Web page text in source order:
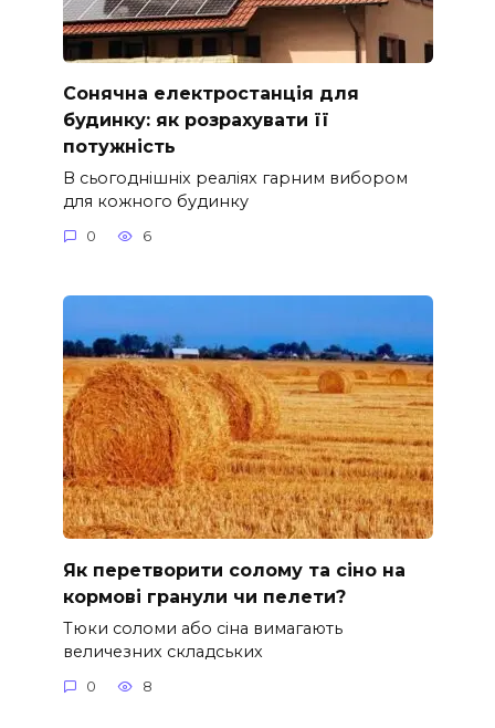
Сонячна електростанція для
будинку: як розрахувати її
потужність
В сьогоднішніх реаліях гарним вибором
для кожного будинку
0 6
Як перетворити солому та сіно на
кормові гранули чи пелети?
Тюки соломи або сіна вимагають
величезних складських
0 8